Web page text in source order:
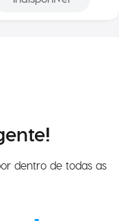
Indisponível
dentro de todas as